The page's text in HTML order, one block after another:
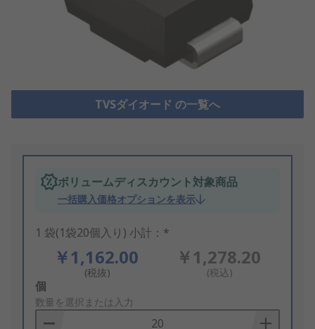
TVSダイオード の一覧へ
ボリュームディスカウント対象商品
一括購入価格オプションを表示
1 袋(1袋20個入り) 小計：*
￥1,162.00
(税抜)
￥1,278.20
(税込)
Add
to
Basket
個
数量を選択または入力